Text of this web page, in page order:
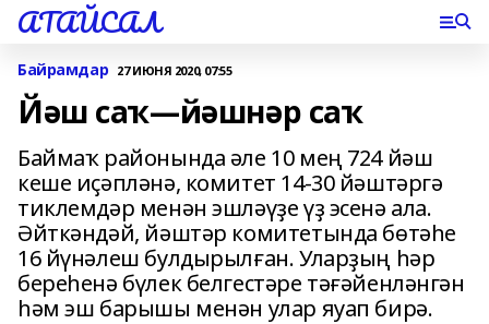
АТАЙСАЛ
Байрамдар 27 ИЮНЯ 2020, 07:55
Йәш саҡ—йәшнәр саҡ
Баймаҡ районында әле 10 мең 724 йәш
кеше иҫәпләнә, комитет 14-30 йәштәргә
тиклемдәр менән эшләүҙе үҙ эсенә ала.
Әйткәндәй, йәштәр комитетында бөтәһе
16 йүнәлеш булдырылған. Уларҙың һәр
береһенә бүлек белгестәре тәғәйенләнгән
һәм эш барышы менән улар яуап бирә.